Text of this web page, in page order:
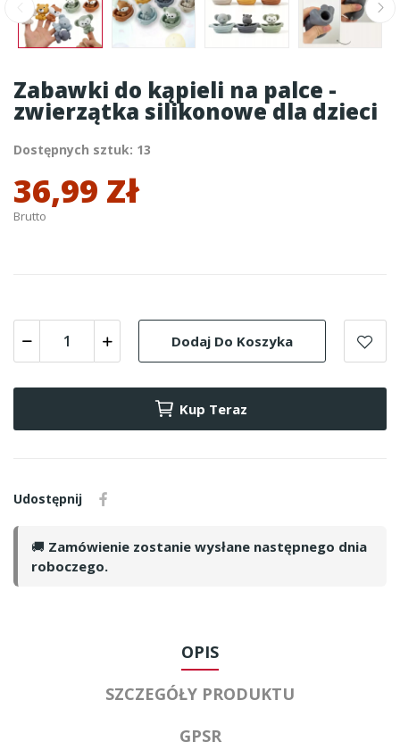
Zabawki do kąpieli na palce -
zwierzątka silikonowe dla dzieci
Dostępnych sztuk: 13
36,99 Zł
Brutto
Dodaj Do Koszyka
Kup Teraz
Udostępnij
🚚 Zamówienie zostanie wysłane następnego dnia
roboczego.
OPIS
SZCZEGÓŁY PRODUKTU
GPSR